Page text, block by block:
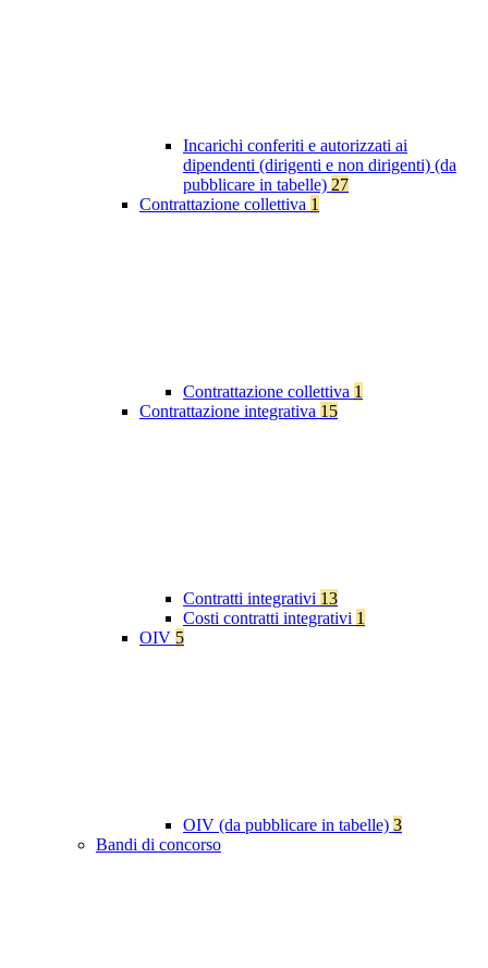
Incarichi conferiti e autorizzati ai
dipendenti (dirigenti e non dirigenti) (da
pubblicare in tabelle) 27
Contrattazione collettiva 1
Contrattazione collettiva 1
Contrattazione integrativa 15
Contratti integrativi 13
Costi contratti integrativi 1
OIV 5
OIV (da pubblicare in tabelle) 3
Bandi di concorso